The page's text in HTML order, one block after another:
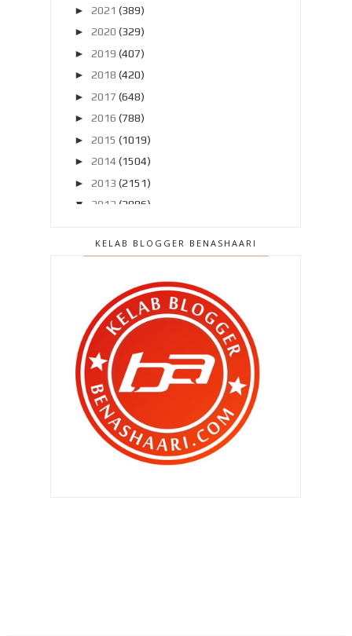
► 2021 (389)
► 2020 (329)
► 2019 (407)
► 2018 (420)
► 2017 (648)
► 2016 (788)
► 2015 (1019)
► 2014 (1504)
► 2013 (2151)
▼
2012 (2986)
►November 2012 (211)
September 2012(260)
►Ogos 2012(210)
▼
Julai 2012
Terlepas saat terindah ? Rugi ..
Pasang MyDistress untuk
keselamatan kita ..
Patutlah si isteri serabai jer ..
Patutlah ..
KELAB BLOGGER BENASHAARI